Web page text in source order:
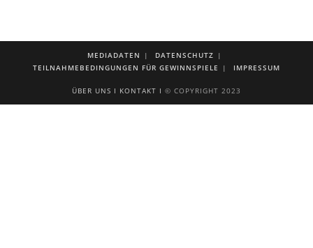
MEDIADATEN
DATENSCHUTZ
TEILNAHMEBEDINGUNGEN FÜR GEWINNSPIELE
IMPRESSUM
ÜBER UNS I KONTAKT I © COPYRIGHT 2023